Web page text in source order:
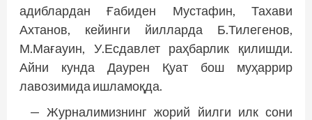
адиблардан Ғабиден Мустафин, Тахави
Ахтанов, кейинги йилларда Б.Тилегенов,
М.Мағауин, У.Есдавлет раҳбарлик қилишди.
Айни кунда Даурен Қуат бош муҳаррир
лавозимида ишламоқда.
— Журналимизнинг жорий йилги илк сони